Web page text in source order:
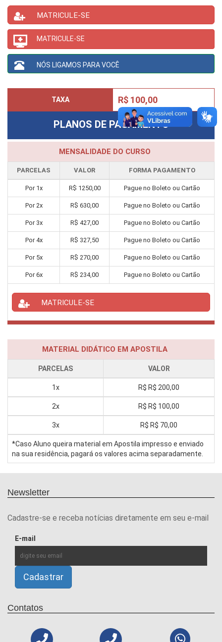
MATRICULE-SE
MATRICULE-SE
NÓS LIGAMOS PARA VOCÊ
TAXA R$ 100,00
PLANOS DE PAGAMENTO
MENSALIDADE DO CURSO
PARCELAS VALOR FORMA PAGAMENTO
Por 1x R$ 1250,00 Pague no Boleto ou Cartão
Por2x R$ 630,00 Pague no Boleto ou Cartão
Por 3x R$ 427,00 Pague no Boleto ou Cartão
Por4x R$ 327,50 Pague no Boleto ou Cartão
Por 5x R$ 270,00 Pague no Boleto ou Cartão
Por6x R$ 234,00 Pague no Boleto ou Cartão
MATRICULE-SE
MATERIAL DIDÁTICO EM APOSTILA
PARCELAS VALOR
1x R$ R$ 200,00
2x R$ R$ 100,00
3x R$ R$ 70,00
*Caso Aluno queira material em Apostila impresso e enviado
na sua residência, pagará os valores acima separadamente.
Newsletter
Cadastre-se e receba notícias diretamente em seu e-mail
E-mail
Contatos